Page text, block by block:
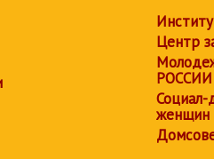
Центр
РОССИИ
Социал-
женщин